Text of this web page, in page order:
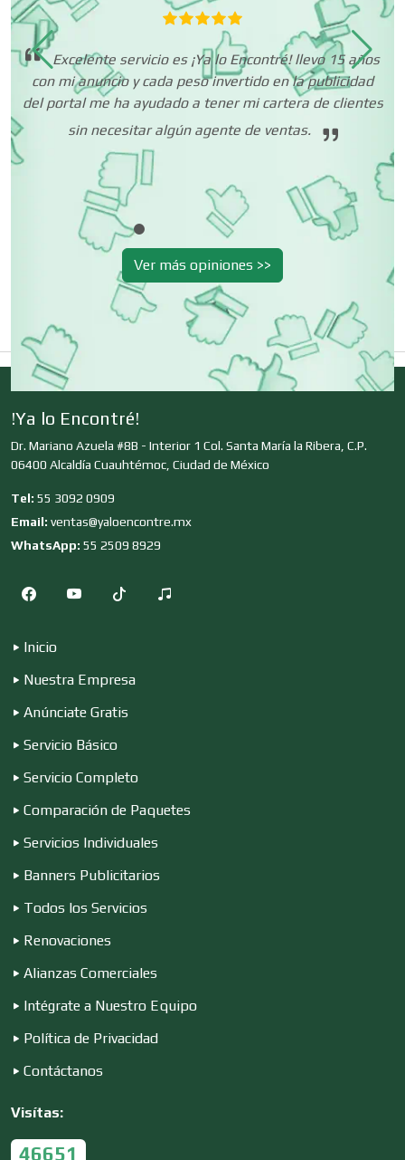
Centros de Nutrición
Centros Turísticos
Cerrajerías
Cibercafés
Clínicas de Belleza
Clínicas de Rehabilitación
Clínicas y Hospitales
Compresores de aire
Computadoras
Excelente servicio es ¡Ya lo Encontré! llevo 15 años
con mi anuncio y cada peso invertido en la publicidad
del portal me ha ayudado a tener mi cartera de clientes
sin necesitar algún agente de ventas.
Ver más opiniones >>
!Ya lo Encontré!
Dr. Mariano Azuela #8B - Interior 1 Col. Santa María la Ribera, C.P.
06400 Alcaldía Cuauhtémoc, Ciudad de México
Tel: 55 3092 0909
Email: ventas@yaloencontre.mx
WhatsApp: 55 2509 8929
Inicio
Nuestra Empresa
Anúnciate Gratis
Servicio Básico
Servicio Completo
Comparación de Paquetes
Servicios Individuales
Banners Publicitarios
Todos los Servicios
Renovaciones
Alianzas Comerciales
Intégrate a Nuestro Equipo
Política de Privacidad
Contáctanos
Visítas:
46651